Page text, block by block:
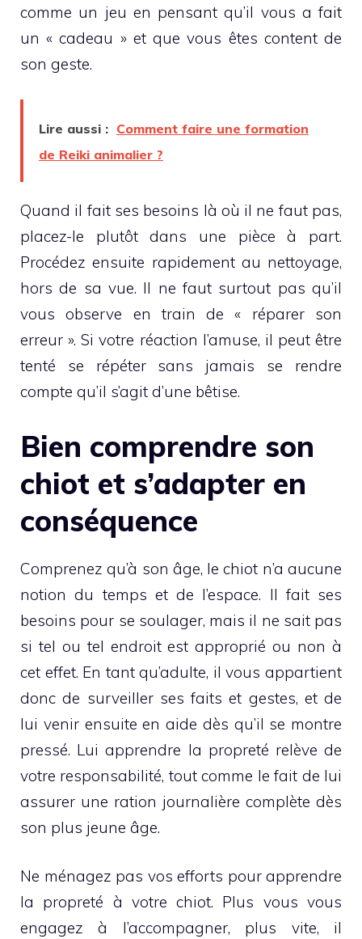
comme un jeu en pensant qu’il vous a fait
un « cadeau » et que vous êtes content de
son geste.
Lire aussi : Comment faire une formation
de Reiki animalier ?
Quand il fait ses besoins là où il ne faut pas,
placez-le plutôt dans une pièce à part.
Procédez ensuite rapidement au nettoyage,
hors de sa vue. Il ne faut surtout pas qu’il
vous observe en train de « réparer son
erreur ». Si votre réaction l’amuse, il peut être
tenté se répéter sans jamais se rendre
compte qu’il s’agit d’une bêtise.
Bien comprendre son
chiot et s’adapter en
conséquence
Comprenez qu’à son âge, le chiot n’a aucune
notion du temps et de l’espace. Il fait ses
besoins pour se soulager, mais il ne sait pas
si tel ou tel endroit est approprié ou non à
cet effet. En tant qu’adulte, il vous appartient
donc de surveiller ses faits et gestes, et de
lui venir ensuite en aide dès qu’il se montre
pressé. Lui apprendre la propreté relève de
votre responsabilité, tout comme le fait de lui
assurer une ration journalière complète dès
son plus jeune âge.
Ne ménagez pas vos efforts pour apprendre
la propreté à votre chiot. Plus vous vous
engagez à l’accompagner, plus vite, il